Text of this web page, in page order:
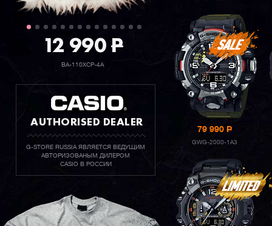
12 990P
BA-110XCP-4A
AUTHORISED DEALER
G-STORE RUSSIA ЯВЛЯЕТСЯ ВЕДУЩИМ
АВТОРИЗОВАНЫМ ДИЛЕРОМ
CASIO В РОССИИ
79 990P
GWG-2000-1A3